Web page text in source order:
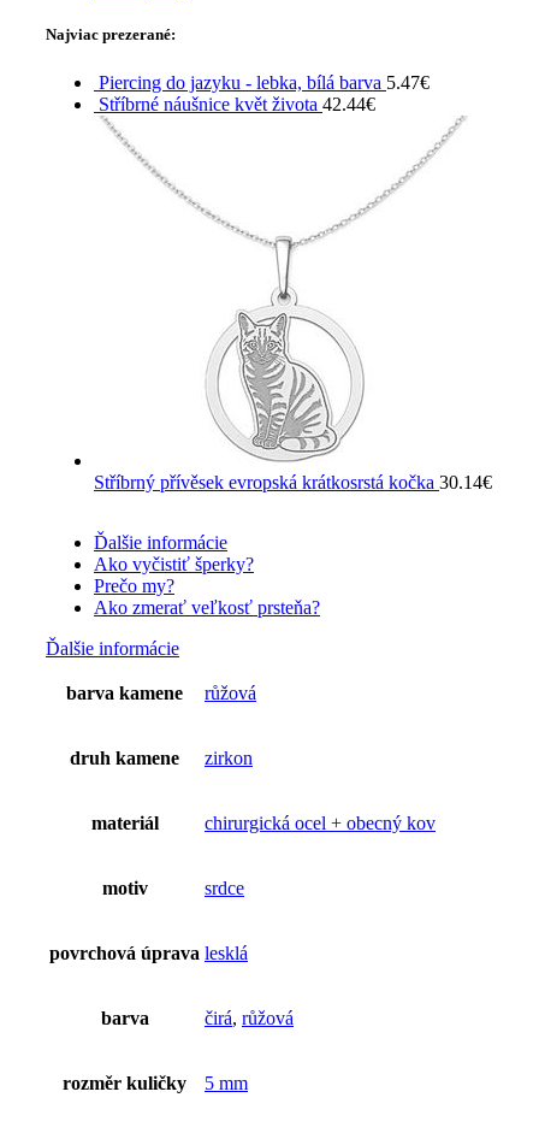
Najviac prezerané:
Piercing do jazyku - lebka, bílá barva 5.47€
Stříbrné náušnice květ života 42.44€
Stříbrný přívěsek evropská krátkosrstá kočka 30.14€
Ďalšie informácie
Ako vyčistiť šperky?
Prečo my?
Ako zmerať veľkosť prsteňa?
Ďalšie informácie
barva kamene růžová
druh kamene zirkon
materiál chirurgická ocel + obecný kov
motiv srdce
povrchová úprava lesklá
barva čirá, růžová
rozměr kuličky 5 mm